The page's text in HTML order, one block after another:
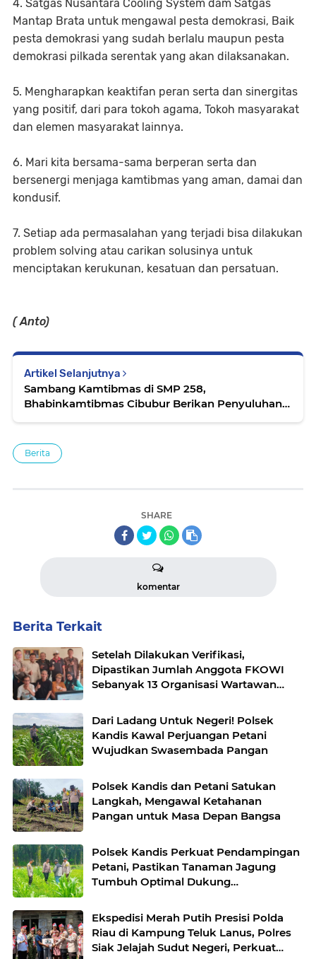
4. Satgas Nusantara Cooling System dam Satgas
Mantap Brata untuk mengawal pesta demokrasi, Baik
pesta demokrasi yang sudah berlalu maupun pesta
demokrasi pilkada serentak yang akan dilaksanakan.
5. Mengharapkan keaktifan peran serta dan sinergitas
yang positif, dari para tokoh agama, Tokoh masyarakat
dan elemen masyarakat lainnya.
6. Mari kita bersama-sama berperan serta dan
bersenergi menjaga kamtibmas yang aman, damai dan
kondusif.
7. Setiap ada permasalahan yang terjadi bisa dilakukan
problem solving atau carikan solusinya untuk
menciptakan kerukunan, kesatuan dan persatuan.
( Anto)
Artikel Selanjutnya
Sambang Kamtibmas di SMP 258,
Bhabinkamtibmas Cibubur Berikan Penyuluhan
Berita
SHARE
komentar
Berita Terkait
Setelah Dilakukan Verifikasi,
Dipastikan Jumlah Anggota FKOWI
Sebanyak 13 Organisasi Wartawan
Dari Ladang Untuk Negeri! Polsek
Kandis Kawal Perjuangan Petani
Wujudkan Swasembada Pangan
Polsek Kandis dan Petani Satukan
Langkah, Mengawal Ketahanan
Pangan untuk Masa Depan Bangsa
Polsek Kandis Perkuat Pendampingan
Petani, Pastikan Tanaman Jagung
Tumbuh Optimal Dukung
Ekspedisi Merah Putih Presisi Polda
Riau di Kampung Teluk Lanus, Polres
Siak Jelajah Sudut Negeri, Perkuat